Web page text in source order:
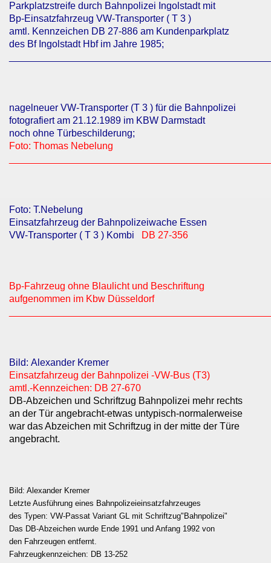
Parkplatzstreife durch Bahnpolizei Ingolstadt mit
Bp-Einsatzfahrzeug VW-Transporter ( T 3 )
amtl. Kennzeichen DB 27-886 am Kundenparkplatz
des Bf Ingolstadt Hbf im Jahre 1985;
nagelneuer VW-Transporter (T 3 ) für die Bahnpolizei
fotografiert am 21.12.1989 im KBW Darmstadt
noch ohne Türbeschilderung;
Foto: Thomas Nebelung
Foto: T.Nebelung
Einsatzfahrzeug der Bahnpolizeiwache Essen
VW-Transporter ( T 3 ) Kombi
DB 27-356
Bp-Fahrzeug ohne Blaulicht und Beschriftung
aufgenommen im Kbw Düsseldorf
Bild: Alexander Kremer
Einsatzfahrzeug der Bahnpolizei -VW-Bus (T3)
amtl.-Kennzeichen: DB 27-670
DB-Abzeichen und Schriftzug Bahnpolizei mehr rechts
an der Tür angebracht-etwas untypisch-normalerweise
war das Abzeichen mit Schriftzug in der mitte der Türe
angebracht.
Bild: Alexander Kremer
Letzte Ausführung eines Bahnpolizeieinsatzfahrzeuges
des Typen: VW-Passat Variant GL mit Schriftzug"Bahnpolizei"
Das DB-Abzeichen wurde Ende 1991 und Anfang 1992 von
den Fahrzeugen entfernt.
Fahrzeugkennzeichen: DB 13-252